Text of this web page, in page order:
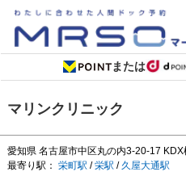
または
マリンクリニック
愛知県 名古屋市中区丸の内3-20-17
最寄り駅： 栄町駅 /栄駅 / 久屋大通駅